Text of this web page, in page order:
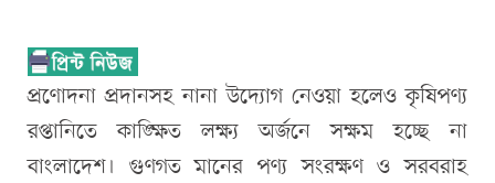
প্রণোদনা প্রদানসহ নানা উদ্যোগ নেওয়া হলেও কৃষিপণ্য
রপ্তানিতে কাঙ্ক্ষিত লক্ষ্য অর্জনে সক্ষম হচ্ছে না
বাংলাদেশ। গুণগত মানের পণ্য সংরক্ষণ ও সরবরাহ